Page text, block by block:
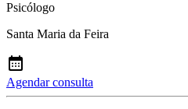
Psicólogo
Santa Maria da Feira
Agendar consulta